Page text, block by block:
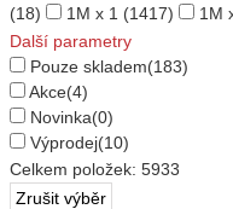
(18)
1M x 1 (1417) 1M
Další parametry
Pouze skladem(183)
Akce(4)
Novinka(0)
Výprodej(10)
Celkem položek: 5933